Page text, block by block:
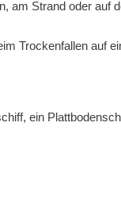
am Strand oder auf
Trockenfallen auf
ein